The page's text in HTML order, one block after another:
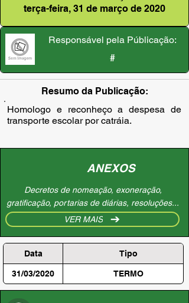
terça-feira, 31 de março de 2020
Responsável pela Públicação:
#
Resumo da Publicação:
Homologo e reconheço a despesa de
transporte escolar por catráia.
ANEXOS
Decretos de nomeação, exoneração,
gratificação, portarias de diárias, resoluções...
VER MAIS
Data Tipo
31/03/2020 TERMO